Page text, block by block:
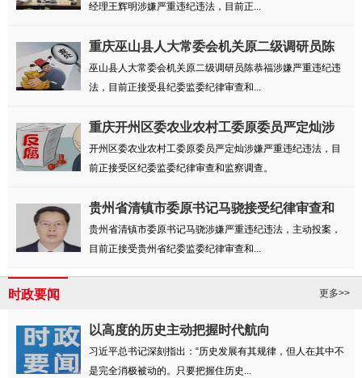
经理王辉明涉嫌严重违纪违法，目前正...
重庆巫山县人大常委会机关原二级调研员陈
恭福...
巫山县人大常委会机关原二级调研员陈恭福涉嫌严重违纪违
法，目前正接受县纪委监委纪律审查和...
重庆开州区委农业农村工委原委员严定灿涉
嫌严...
开州区委农业农村工委原委员严定灿涉嫌严重违纪违法，目
前正接受区纪委监委纪律审查和监察调查。
贵州省清镇市委原书记马骁接受纪律审查和
监察调查
贵州省清镇市委原书记马骁涉嫌严重违纪违法，主动投案，
目前正接受贵州省纪委监委纪律审查和...
时政要闻 更多>>
以高度的历史主动把握时代航向
习近平总书记深刻指出：“历史发展有其规律，但人在其中不
是完全消极被动的。只要把握住历史...